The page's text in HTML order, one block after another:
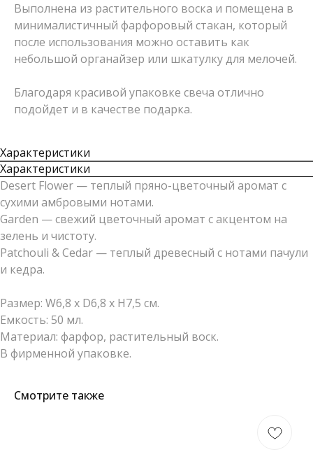
Выполнена из растительного воска и помещена в
минималистичный фарфоровый стакан, который
после использования можно оставить как
небольшой органайзер или шкатулку для мелочей.
Благодаря красивой упаковке свеча отлично
подойдет и в качестве подарка.
Характеристики
Характеристики
Desert Flower — теплый пряно-цветочный аромат с
сухими амбровыми нотами.
Garden — свежий цветочный аромат с акцентом на
зелень и чистоту.
Patchouli & Cedar — теплый древесный с нотами пачули
и кедра.
Размер: W6,8 x D6,8 x H7,5 см.
Емкость: 50 мл.
Материал: фарфор, растительный воск.
В фирменной упаковке.
Смотрите также